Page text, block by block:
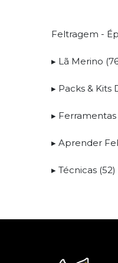
Feltragem -
▸ Lã Merino
▸ Packs & Kits
▸ Ferramentas
▸ Aprender
▸ Técnicas (52)